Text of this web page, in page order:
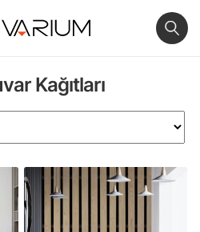
Kağıtları